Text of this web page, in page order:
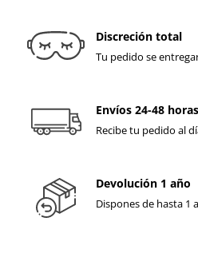
Discreción total
Tu pedido se
Envíos 24-48 horas
Recibe tu pedido al
Devolución 1 año
Dispones de hasta 1